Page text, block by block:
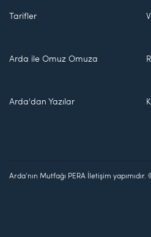
Tarifler
Arda ile Omuz Omuza
Arda'dan Yazılar
Arda'nın Mutfağı PERA İletişim yapımıdır.